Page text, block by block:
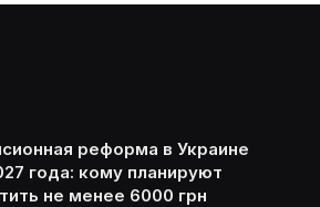
реформа в Украине
года: кому планируют
не менее 6000 грн